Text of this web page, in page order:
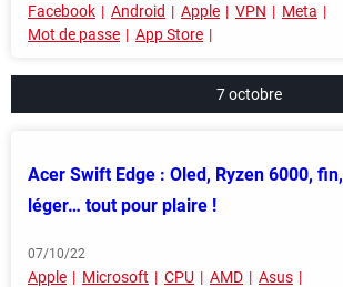
Facebook
Android Apple VPN
Meta
Mot de passe
App Store
7 octobre
Acer Swift Edge : Oled, Ryzen 6000, fin,
léger… tout pour plaire !
07/10/22
Apple Microsoft CPU AMD
Asus